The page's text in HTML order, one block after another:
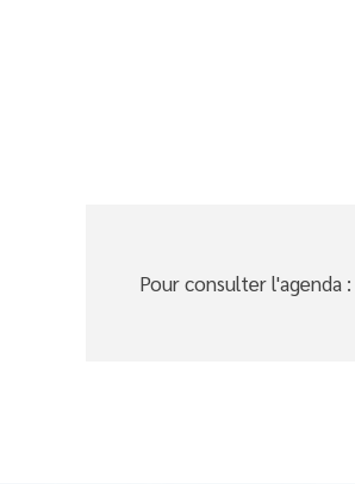
Pour consulter l'agenda :